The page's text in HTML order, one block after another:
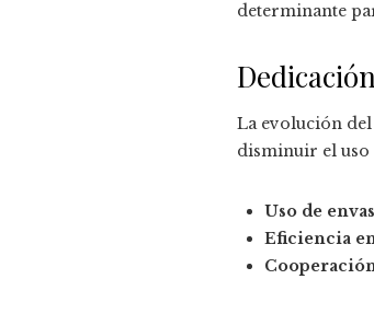
determinante
La evolución
disminuir el uso
Uso de
Eficiencia